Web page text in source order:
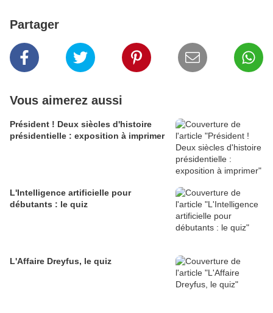
Partager
Vous aimerez aussi
Président ! Deux siècles d'histoire
présidentielle : exposition à imprimer
L'Intelligence artificielle pour
débutants : le quiz
L'Affaire Dreyfus, le quiz